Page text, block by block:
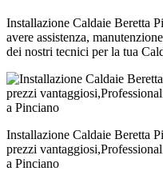
Installazione Caldaie Beretta
avere assistenza,
dei nostri tecnici per la tua
Installazione Caldaie Beretta
prezzi
a Pinciano